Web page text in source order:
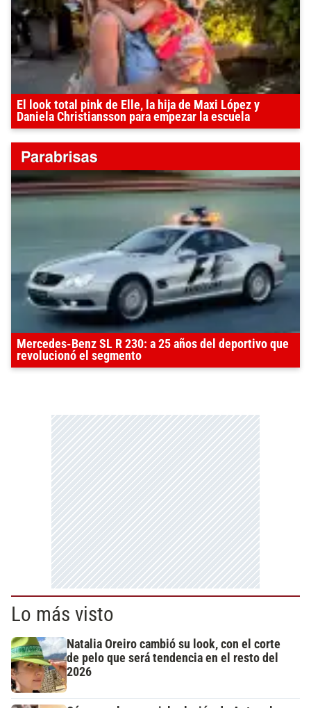
El look total pink de Elle, la hija de Maxi López y
Daniela Christiansson para empezar la escuela
Mercedes-Benz SL R 230: a 25 años del deportivo que
revolucionó el segmento
Lo más visto
Natalia Oreiro cambió su look, con el corte
de pelo que será tendencia en el resto del
2026